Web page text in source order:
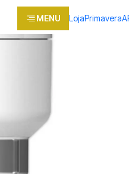
MENU LojaPrimavera